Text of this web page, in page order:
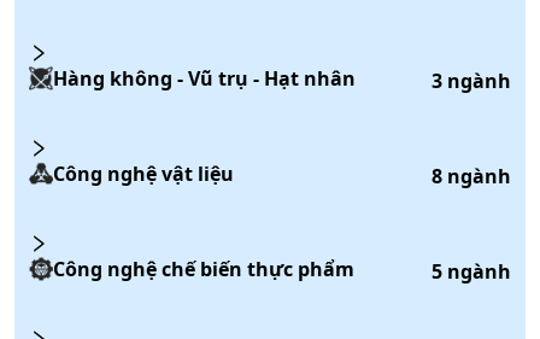
Hàng không - Vũ trụ - Hạt nhân 3 ngành
Công nghệ vật liệu 8 ngành
Công nghệ chế biến thực phẩm 5 ngành